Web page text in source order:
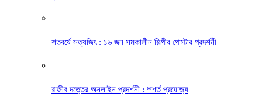
শতবর্ষে সত্যজিৎ : ১৬ জন সমকালীন শিল্পীর পোস্টার প্রদর্শনী
রাজীব দত্তের অনলাইন প্রদর্শনী : *শর্ত প্রযোজ্য